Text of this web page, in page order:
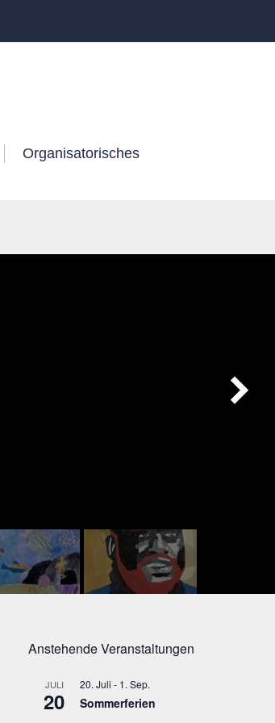
Organisatorisches
Anstehende Veranstaltungen
JULI
20
20. Juli - 1. Sep.
Sommerferien